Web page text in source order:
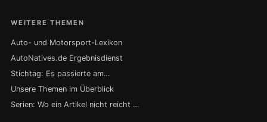
WEITERE THEMEN
Auto- und Motorsport-Lexikon
AutoNatives.de Ergebnisdienst
Stichtag: Es passierte am…
Unsere Themen im Überblick
Serien: Wo ein Artikel nicht reicht …